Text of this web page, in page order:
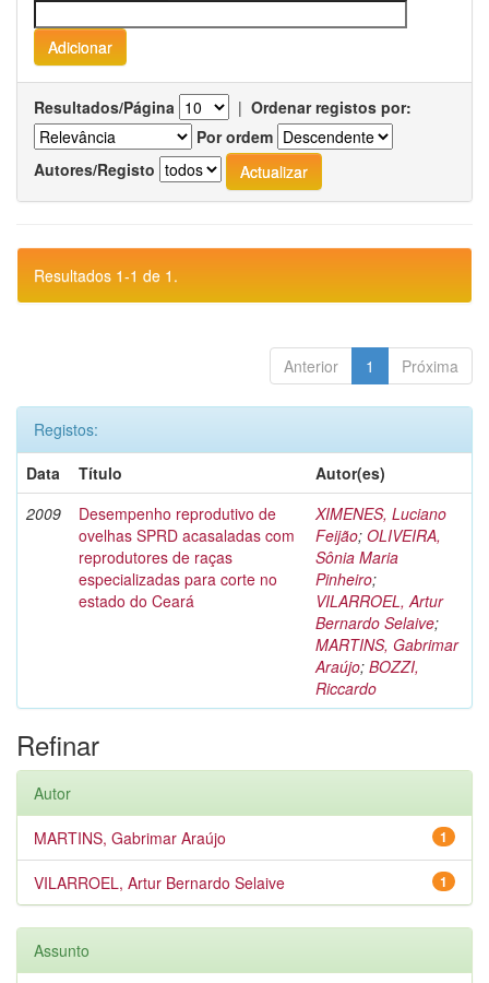
Resultados/Página | Ordenar registos por:
Por ordem
Autores/Registo
Resultados 1-1 de 1.
Anterior 1 Próxima
Registos:
Data
Título
Autor(es)
2009
Desempenho reprodutivo de
ovelhas SPRD acasaladas com
reprodutores de raças
especializadas para corte no
estado do Ceará
XIMENES, Luciano
Feijão; OLIVEIRA,
Sônia Maria
Pinheiro;
VILARROEL, Artur
Bernardo Selaive;
MARTINS, Gabrimar
Araújo; BOZZI,
Riccardo
Refinar
Autor
1
MARTINS, Gabrimar Araújo
1
VILARROEL, Artur Bernardo Selaive
Assunto